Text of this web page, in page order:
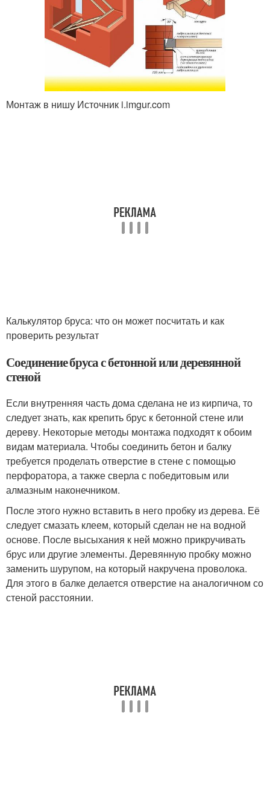
Монтаж в нишу Источник i.imgur.com
Калькулятор бруса: что он может посчитать и как
проверить результат
Соединение бруса с бетонной или деревянной
стеной
Если внутренняя часть дома сделана не из кирпича, то
следует знать, как крепить брус к бетонной стене или
дереву. Некоторые методы монтажа подходят к обоим
видам материала. Чтобы соединить бетон и балку
требуется проделать отверстие в стене с помощью
перфоратора, а также сверла с победитовым или
алмазным наконечником.
После этого нужно вставить в него пробку из дерева. Её
следует смазать клеем, который сделан не на водной
основе. После высыхания к ней можно прикручивать
брус или другие элементы. Деревянную пробку можно
заменить шурупом, на который накручена проволока.
Для этого в балке делается отверстие на аналогичном со
стеной расстоянии.